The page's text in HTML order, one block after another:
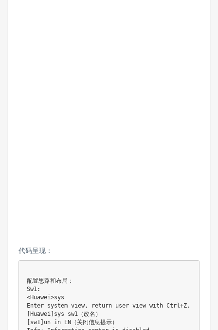
代码呈现：